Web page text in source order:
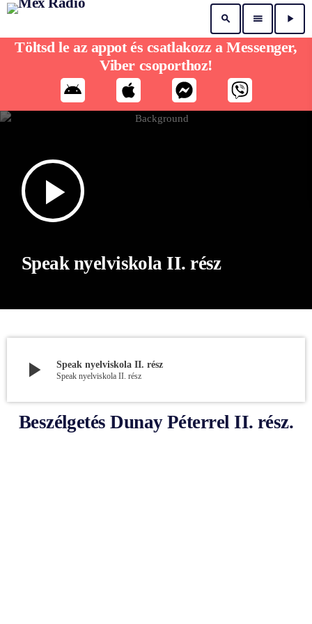
search menu play_arrow
play_arrow
Speak nyelviskola II. rész
play_arrow Speak nyelviskola II. rész
Speak nyelviskola II. rész
Beszélgetés Dunay Péterrel II. rész.
Töltsd le az appot és csatlakozz a Messenger,
Viber csoporthoz!